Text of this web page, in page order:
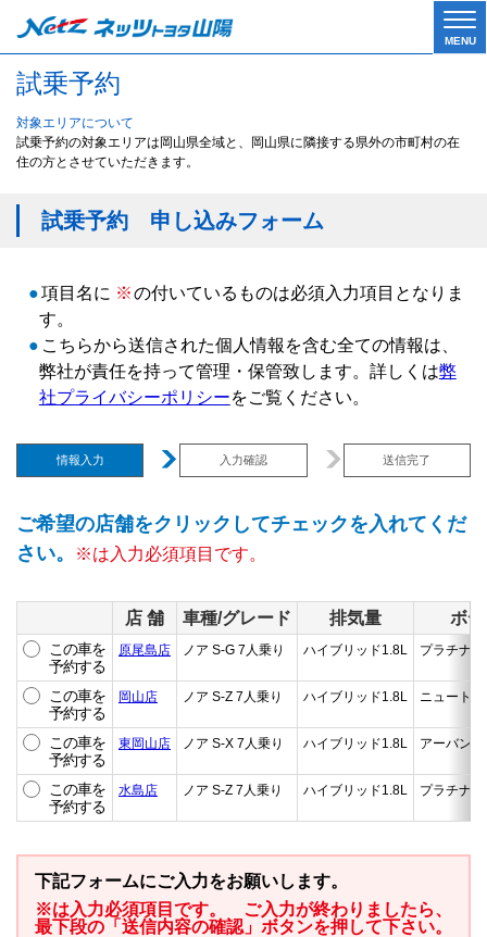
Tog
gle
MENU
試乗予約
対象エリアについて
試乗予約の対象エリアは岡山県全域と、岡山県に隣接する県外の市町村の在
住の方とさせていただきます。
試乗予約 申し込みフォーム
●項目名に ※の付いているものは必須入力項目となりま
す。
● こちらから送信された個人情報を含む全ての情報は、
弊社が責任を持って管理・保管致します。詳しくは弊
社プライバシーポリシーをご覧ください。
情報入力 入力確認 送信完了
ご希望の店舗をクリックしてチェックを入れてくだ
さい。
※は入力必須項目です。
店 舗 車種/グレード 排気量 ボ
この車を
予約する
原尾島店 ノア S-G 7人乗り ハイブリッド1.8L プラチナ
この車を
予約する
岡山店 ノア S-Z 7人乗り ハイブリッド1.8L ニュート
この車を
予約する
東岡山店 ノア S-X 7人乗り ハイブリッド1.8L アーバン
この車を
予約する
水島店 ノア S-Z 7人乗り ハイブリッド1.8L プラチナ
下記フォームにご入力をお願いします。
※は入力必須項目です。 ご入力が終わりましたら、
最下段の「送信内容の確認」ボタンを押して下さい。